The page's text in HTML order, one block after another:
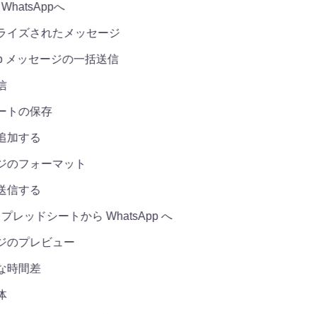
へ
ズされたメッセージ
ッセージの一括送信
の保存
する
フォーマット
する
ッドシートから WhatsApp へ
プレビュー
間差